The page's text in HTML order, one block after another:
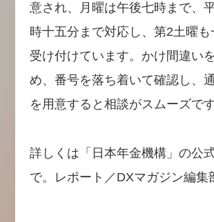
意され、月曜は午後七時まで、
時十五分まで対応し、第2土曜
受け付けています。かけ間違い
め、番号を落ち着いて確認し、
を用意すると相談がスムーズです
詳しくは「日本年金機構」の公
で。レポート／DXマガジン編集